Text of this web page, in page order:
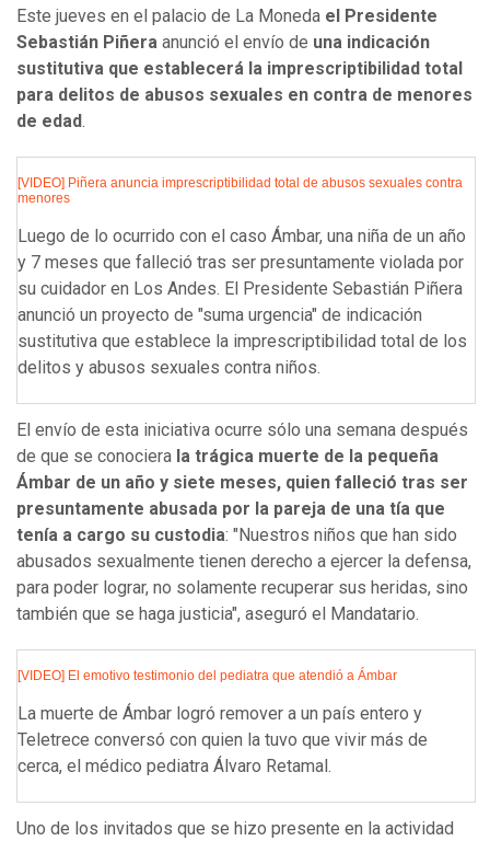
Este jueves en el palacio de La Moneda el Presidente
Sebastián Piñera anunció el envío de una indicación
sustitutiva que establecerá la imprescriptibilidad total
para delitos de abusos sexuales en contra de menores
de edad.
[VIDEO] Piñera anuncia imprescriptibilidad total de abusos sexuales contra
menores
Luego de lo ocurrido con el caso Ámbar, una niña de un año
y 7 meses que falleció tras ser presuntamente violada por
su cuidador en Los Andes. El Presidente Sebastián Piñera
anunció un proyecto de "suma urgencia" de indicación
sustitutiva que establece la imprescriptibilidad total de los
delitos y abusos sexuales contra niños.
El envío de esta iniciativa ocurre sólo una semana después
de que se conociera la trágica muerte de la pequeña
Ámbar de un año y siete meses, quien falleció tras ser
presuntamente abusada por la pareja de una tía que
tenía a cargo su custodia: "Nuestros niños que han sido
abusados sexualmente tienen derecho a ejercer la defensa,
para poder lograr, no solamente recuperar sus heridas, sino
también que se haga justicia", aseguró el Mandatario.
[VIDEO] El emotivo testimonio del pediatra que atendió a Ámbar
La muerte de Ámbar logró remover a un país entero y
Teletrece conversó con quien la tuvo que vivir más de
cerca, el médico pediatra Álvaro Retamal.
Uno de los invitados que se hizo presente en la actividad